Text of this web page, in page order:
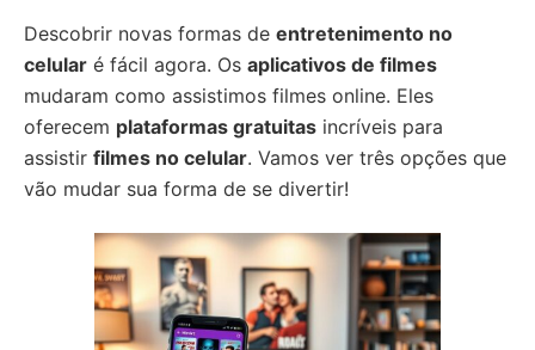
Descobrir novas formas de entretenimento no
celular é fácil agora. Os aplicativos de filmes
mudaram como assistimos filmes online. Eles
oferecem plataformas gratuitas incríveis para
assistir filmes no celular. Vamos ver três opções que
vão mudar sua forma de se divertir!